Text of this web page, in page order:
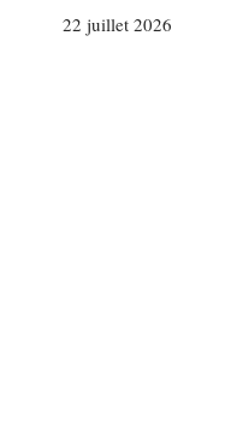
22 juillet 2026